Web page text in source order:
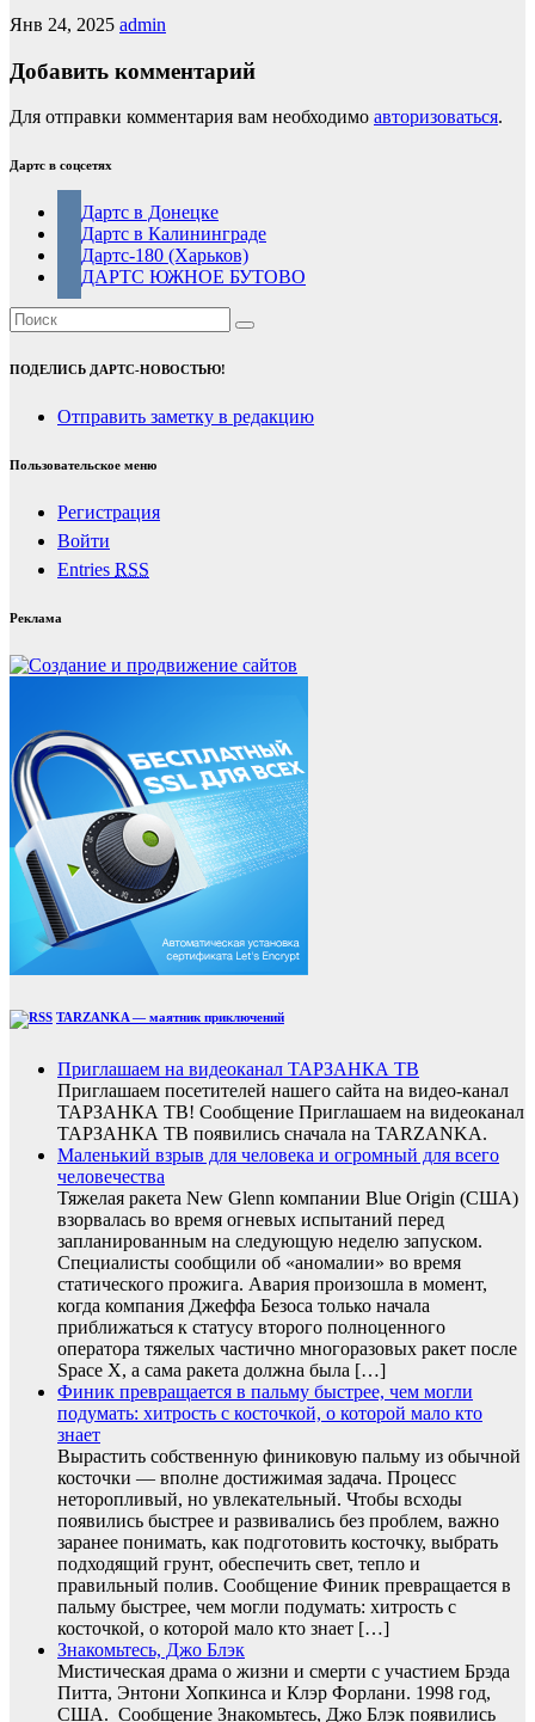
Янв 24, 2025 admin
Добавить комментарий
Для отправки комментария вам необходимо авторизоваться.
Дартс в соцсетях
Дартс в Донецке
Дартс в Калининграде
Дартс-180 (Харьков)
ДАРТС ЮЖНОЕ БУТОВО
ПОДЕЛИСЬ ДАРТС-НОВОСТЬЮ!
Отправить заметку в редакцию
Пользовательское меню
Регистрация
Войти
Entries RSS
Реклама
TARZANKA — маятник приключений
Приглашаем на видеоканал ТАРЗАНКА ТВ
Приглашаем посетителей нашего сайта на видео-канал
ТАРЗАНКА ТВ! Сообщение Приглашаем на видеоканал
ТАРЗАНКА ТВ появились сначала на TARZANKA.
Маленький взрыв для человека и огромный для всего
человечества
Тяжелая ракета New Glenn компании Blue Origin (США)
взорвалась во время огневых испытаний перед
запланированным на следующую неделю запуском.
Специалисты сообщили об «аномалии» во время
статического прожига. Авария произошла в момент,
когда компания Джеффа Безоса только начала
приближаться к статусу второго полноценного
оператора тяжелых частично многоразовых ракет после
Space X, а сама ракета должна была […]
Финик превращается в пальму быстрее, чем могли
подумать: хитрость с косточкой, о которой мало кто
знает
Вырастить собственную финиковую пальму из обычной
косточки — вполне достижимая задача. Процесс
неторопливый, но увлекательный. Чтобы всходы
появились быстрее и развивались без проблем, важно
заранее понимать, как подготовить косточку, выбрать
подходящий грунт, обеспечить свет, тепло и
правильный полив. Сообщение Финик превращается в
пальму быстрее, чем могли подумать: хитрость с
косточкой, о которой мало кто знает […]
Знакомьтесь, Джо Блэк
Мистическая драма о жизни и смерти с участием Брэда
Питта, Энтони Хопкинса и Клэр Форлани. 1998 год,
США. Сообщение Знакомьтесь, Джо Блэк появились